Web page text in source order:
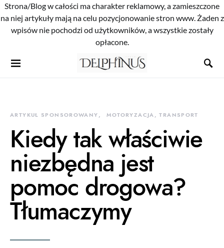
Strona/Blog w całości ma charakter reklamowy, a zamieszczone
na niej artykuły mają na celu pozycjonowanie stron www. Żaden z
wpisów nie pochodzi od użytkowników, a wszystkie zostały
opłacone.
ARTYKUŁ SPONSOROWANY MOTORYZACJA, TRANSPORT
Kiedy tak właściwie
niezbędna jest
pomoc drogowa?
Tłumaczymy